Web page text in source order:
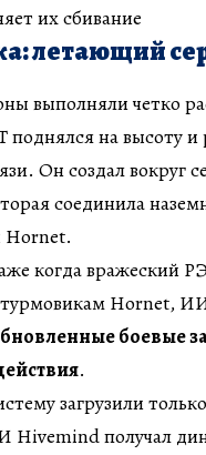
их сбивание
летающий
выполняли четко
поднялся на высоту и
Он создал вокруг
соединила
Hornet.
когда вражеский
Hornet,
боевые
.
загрузили
Hivemind получал